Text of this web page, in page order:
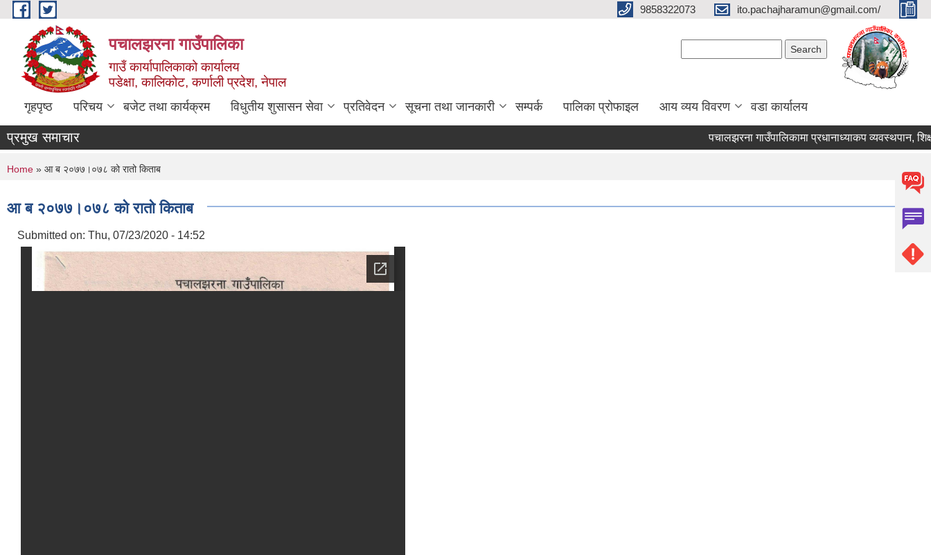
Skip to main content 9858322073 ito.pachajharamun@gmail.com/
पचालझरना गाउँपालिका
गाउँ कार्यापालिकाको कार्यालय
पडेक्षा, कालिकोट, कर्णाली प्रदेश, नेपाल
गृहपृष्ठ परिचय बजेट तथा कार्यक्रम विधुतीय शुसासन सेवा प्रतिवेदन सूचना तथा जानकारी सम्पर्क पालिका प्रोफाइल आय व्यय विवरण वडा कार्यालय
प्रमुख समाचार पचालझरना गाउँपालिकामा प्रधानाध्याकप व्यवस्थपान,
You are here
Home » आ ब २०७७।०७८ को रातो किताब
आ ब २०७७।०७८ को रातो किताब
Submitted on: Thu, 07/23/2020 - 14:52